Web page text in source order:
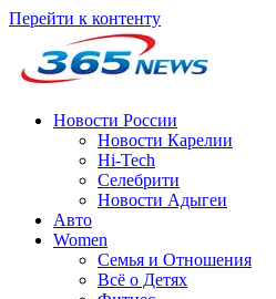
Перейти к контенту
Новости России
Новости Карелии
Hi-Tech
Селебрити
Новости Адыгеи
Авто
Women
Семья и Отношения
Всё о Детях